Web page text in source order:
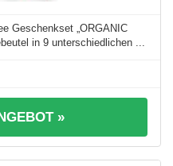
Geschenkset „ORGANIC
in 9 unterschiedlichen ...
»